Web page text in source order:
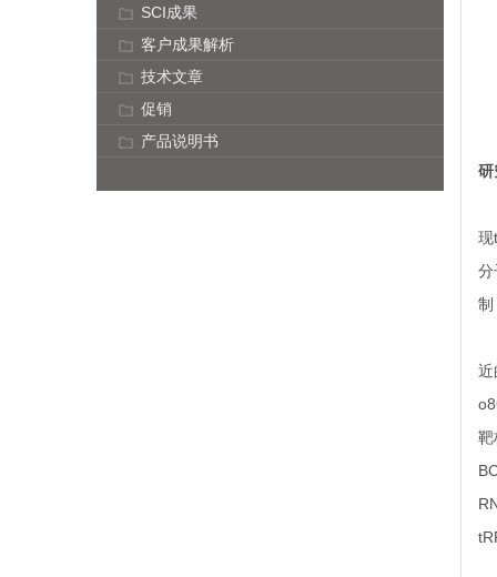
SCI成果
客户成果解析
技术文章
促销
产品说明书
研
现
分
制
近
靶